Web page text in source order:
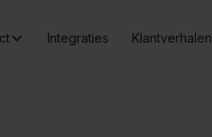
Integraties Klantverhalen